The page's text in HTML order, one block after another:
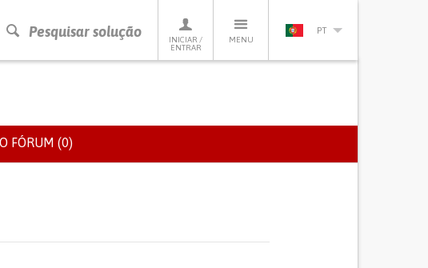
Pesquisar solução
INICIAR /
ENTRAR
MENU
PT
FÓRUM (0)